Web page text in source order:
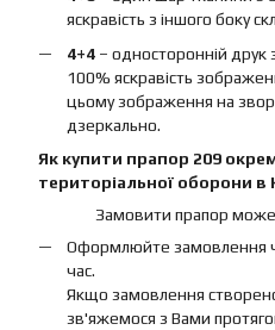
яскравість з іншого боку
4+4 – односторонній друк
100% яскравість
цьому зображення на
дзеркально.
Як купити прапор 209
територіальної оборони в
Замовити прапор
Оформлюйте замовлення
час.
Якщо замовлення
зв'яжемося з Вами